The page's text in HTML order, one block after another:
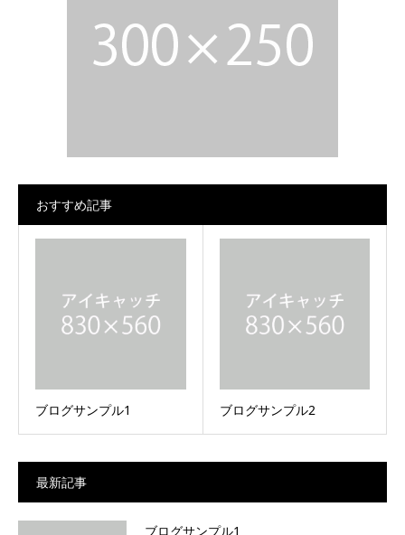
おすすめ記事
ブログサンプル1 ブログサンプル2
最新記事
ブログサンプル1